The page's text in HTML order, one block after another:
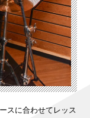
スに合わせてレッス